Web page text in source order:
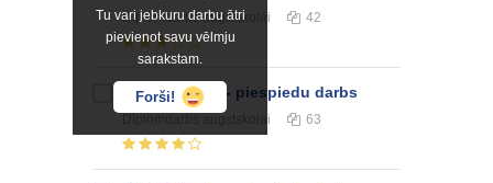
Tu vari jebkuru darbu ātri
pievienot savu vēlmju
sarakstam.
Forši!
Diplomdarbsaugstskolai 42
Kriminālsods - piespiedu darbs
augstskolai 63